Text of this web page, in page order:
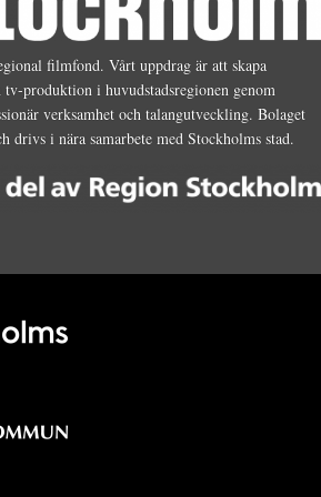
filmfond. Vårt uppdrag är att skapa
produktion i huvudstadsregionen genom
verksamhet och talangutveckling. Bolaget
drivs i nära samarbete med Stockholms stad.